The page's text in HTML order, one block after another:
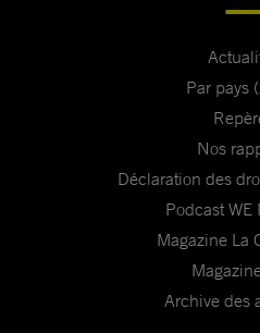
Par pays
Nos
Déclaration des
Podcast WE
Magazine La
Archive des